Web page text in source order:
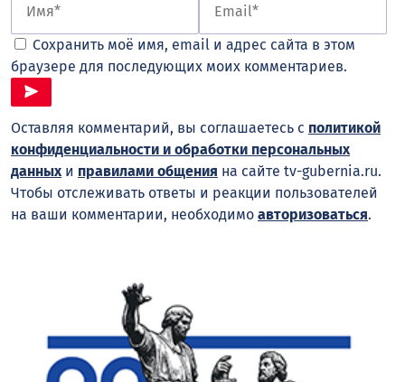
Сохранить моё имя, email и адрес сайта в этом
браузере для последующих моих комментариев.
Оставляя комментарий, вы соглашаетесь с политикой
конфиденциальности и обработки персональных
данныхи правилами общения на сайте tv-gubernia.ru.
Чтобы отслеживать ответы и реакции пользователей
на ваши комментарии, необходимо авторизоваться.